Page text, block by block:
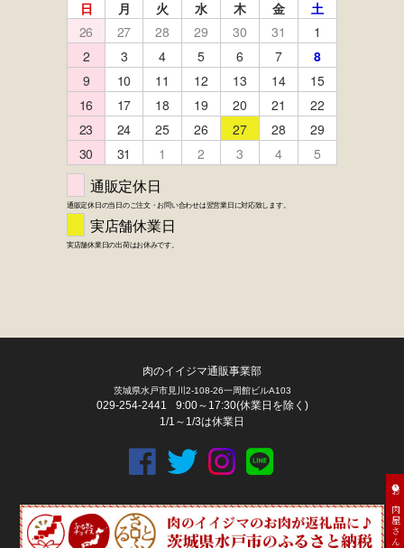
FACEBOOK twitter instagram LINE
お肉屋さん
肉のイイジマ通販事業部
茨城県水戸市見川2-108-26一周館ビルA103
029-254-2441
9:00～17:30(休業日を除く)
1/1～1/3は休業日